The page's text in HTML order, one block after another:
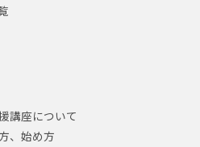
講座について
、始め方